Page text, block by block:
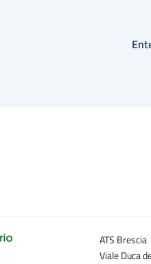
ATS Brescia
Viale Duca